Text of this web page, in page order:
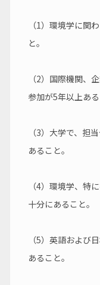
（1）環境学に関
と。
（2）国際機関、
参加が5年以上ある
（3）大学で、担
あること。
（4）環境学、特
十分にあること。
（5）英語および
あること。